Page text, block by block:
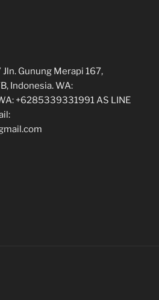
Jln. Gunung Merapi 167,
Indonesia. WA:
+6285339331991 AS LINE